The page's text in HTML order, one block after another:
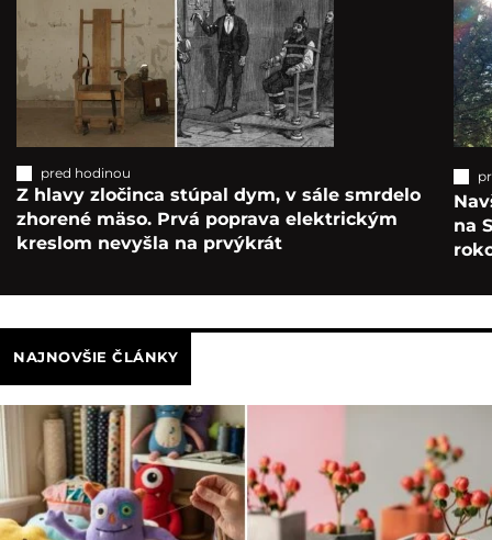
pred hodinou
Z hlavy zločinca stúpal dym, v sále smrdelo
zhorené mäso. Prvá poprava elektrickým
kreslom nevyšla na prvýkrát
na
NAJNOVŠIE ČLÁNKY